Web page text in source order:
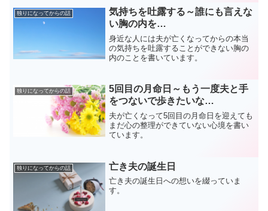
独りになってからの話
気持ちを吐露する～誰にも言えな
い胸の内を…
身近な人には夫が亡くなってからの本当
の気持ちを吐露することができない胸の
内のことを書いています。
独りになってからの話
5回目の月命日～もう一度夫と手
をつないで歩きたいな…
夫が亡くなって5回目の月命日を迎えても
まだ心の整理ができていない心境を書い
ています。
独りになってからの話 亡き夫の誕生日
亡き夫の誕生日への想いを綴っていま
す。